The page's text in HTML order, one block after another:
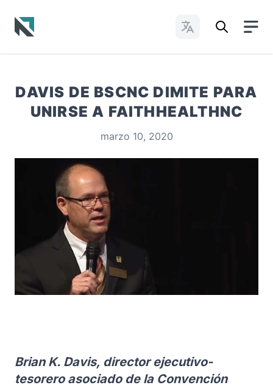
Cambiar idioma
DAVIS DE BSCNC DIMITE PARA
UNIRSE A FAITHHEALTHNC
marzo 10, 2020
Brian K. Davis, director ejecutivo-
tesorero asociado de la Convención